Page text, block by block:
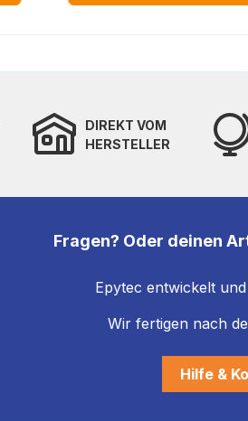
DIREKT VOM
HERSTELLER
Fragen? Oder deinen
Epytec entwickelt
Wir fertigen nach
Hilfe &